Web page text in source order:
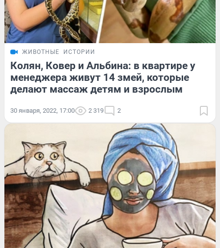
ЖИВОТНЫЕ ИСТОРИИ
Колян, Ковер и Альбина: в квартире у
менеджера живут 14 змей, которые
делают массаж детям и взрослым
30 января, 2022, 17:00 2 319 2